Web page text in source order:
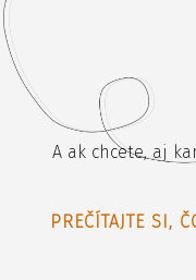
A ak chcete, aj
PREČÍTAJTE SI,